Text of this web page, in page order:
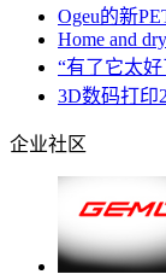
Ogeu的新
Home and dry
“有了它太好
3D数码打印
企业社区